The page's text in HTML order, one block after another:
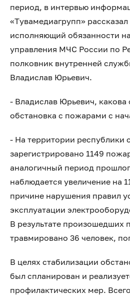
период, в интервью
«Тувамедиагрупп»
исполняющий обязанности
управления МЧС России по
полковник внутренней
Владислав Юрьевич.
- Владислав Юрьевич, какова
обстановка с пожарами с
- На территории республики
зарегистрировано 1149
аналогичный период
наблюдается увеличение на
причине нарушения правил
эксплуатации
В результате произошедших
травмировано 36 человек,
В целях стабилизации
был спланирован и
профилактических мер.